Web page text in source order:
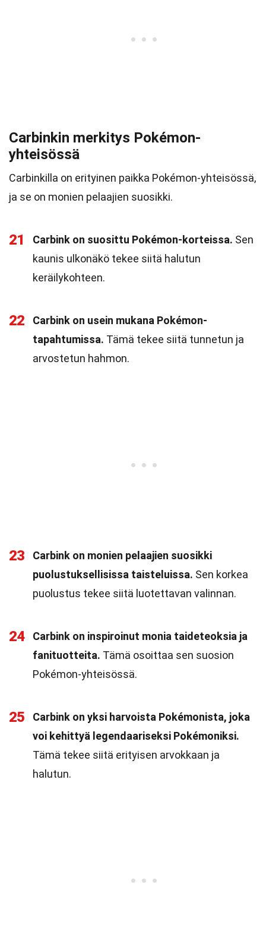
Carbinkin merkitys Pokémon-
yhteisössä
Carbinkilla on erityinen paikka Pokémon-yhteisössä,
ja se on monien pelaajien suosikki.
21 Carbink on suosittu Pokémon-korteissa. Sen
kaunis ulkonäkö tekee siitä halutun
keräilykohteen.
22
Carbink on usein mukana Pokémon-
tapahtumissa. Tämä tekee siitä tunnetun ja
arvostetun hahmon.
23
Carbink on monien pelaajien suosikki
puolustuksellisissa taisteluissa. Sen korkea
puolustus tekee siitä luotettavan valinnan.
24
Carbink on inspiroinut monia taideteoksia ja
fanituotteita. Tämä osoittaa sen suosion
Pokémon-yhteisössä.
25
Carbink on yksi harvoista Pokémonista, joka
voi kehittyä legendaariseksi Pokémoniksi.
Tämä tekee siitä erityisen arvokkaan ja
halutun.